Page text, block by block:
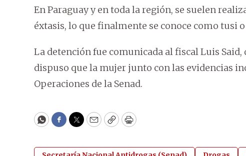
En Paraguay y en toda la región, se suelen
éxtasis, lo que finalmente se conoce como tusi o
La detención fue comunicada al fiscal Luis
dispuso que la mujer junto con las evidencias
Operaciones de la Senad.
WhatsApp
Facebook
Twitter
EmailCopyPrint